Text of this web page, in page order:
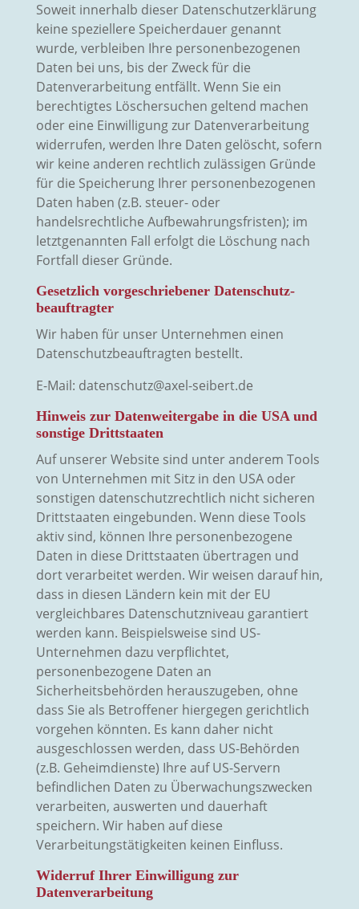
Soweit innerhalb dieser Datenschutzerklärung
keine speziellere Speicherdauer genannt
wurde, verbleiben Ihre personenbezogenen
Daten bei uns, bis der Zweck für die
Datenverarbeitung entfällt. Wenn Sie ein
berechtigtes Löschersuchen geltend machen
oder eine Einwilligung zur Datenverarbeitung
widerrufen, werden Ihre Daten gelöscht, sofern
wir keine anderen rechtlich zulässigen Gründe
für die Speicherung Ihrer personenbezogenen
Daten haben (z.B. steuer- oder
handelsrechtliche Aufbewahrungsfristen); im
letztgenannten Fall erfolgt die Löschung nach
Fortfall dieser Gründe.
Gesetzlich vorgeschriebener Datenschutz­
beauftragter
Wir haben für unser Unternehmen einen
Datenschutzbeauftragten bestellt.
E-Mail: datenschutz@axel-seibert.de
Hinweis zur Datenweitergabe in die USA und
sonstige Drittstaaten
Auf unserer Website sind unter anderem Tools
von Unternehmen mit Sitz in den USA oder
sonstigen datenschutzrechtlich nicht sicheren
Drittstaaten eingebunden. Wenn diese Tools
aktiv sind, können Ihre personenbezogene
Daten in diese Drittstaaten übertragen und
dort verarbeitet werden. Wir weisen darauf hin,
dass in diesen Ländern kein mit der EU
vergleichbares Datenschutzniveau garantiert
werden kann. Beispielsweise sind US-
Unternehmen dazu verpflichtet,
personenbezogene Daten an
Sicherheitsbehörden herauszugeben, ohne
dass Sie als Betroffener hiergegen gerichtlich
vorgehen könnten. Es kann daher nicht
ausgeschlossen werden, dass US-Behörden
(z.B. Geheimdienste) Ihre auf US-Servern
befindlichen Daten zu Überwachungszwecken
verarbeiten, auswerten und dauerhaft
speichern. Wir haben auf diese
Verarbeitungstätigkeiten keinen Einfluss.
Widerruf Ihrer Einwilligung zur
Datenverarbeitung